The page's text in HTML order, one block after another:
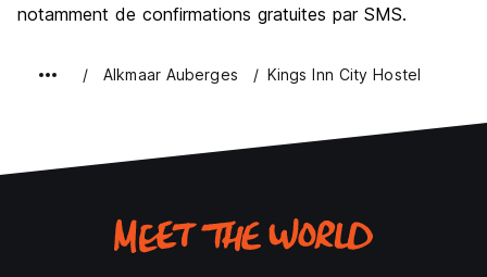
notamment de confirmations gratuites par SMS.
Alkmaar Auberges Kings Inn City Hostel